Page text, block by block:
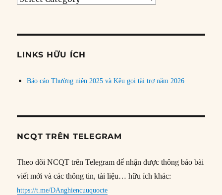
đề
LINKS HỮU ÍCH
Báo cáo Thường niên 2025 và Kêu gọi tài trợ năm 2026
NCQT TRÊN TELEGRAM
Theo dõi NCQT trên Telegram để nhận được thông báo bài
viết mới và các thông tin, tài liệu… hữu ích khác:
https://t.me/DAnghiencuuquocte